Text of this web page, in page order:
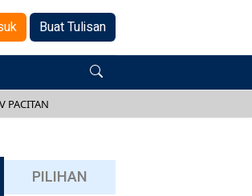
Buat Tulisan
PACITAN
PILIHAN